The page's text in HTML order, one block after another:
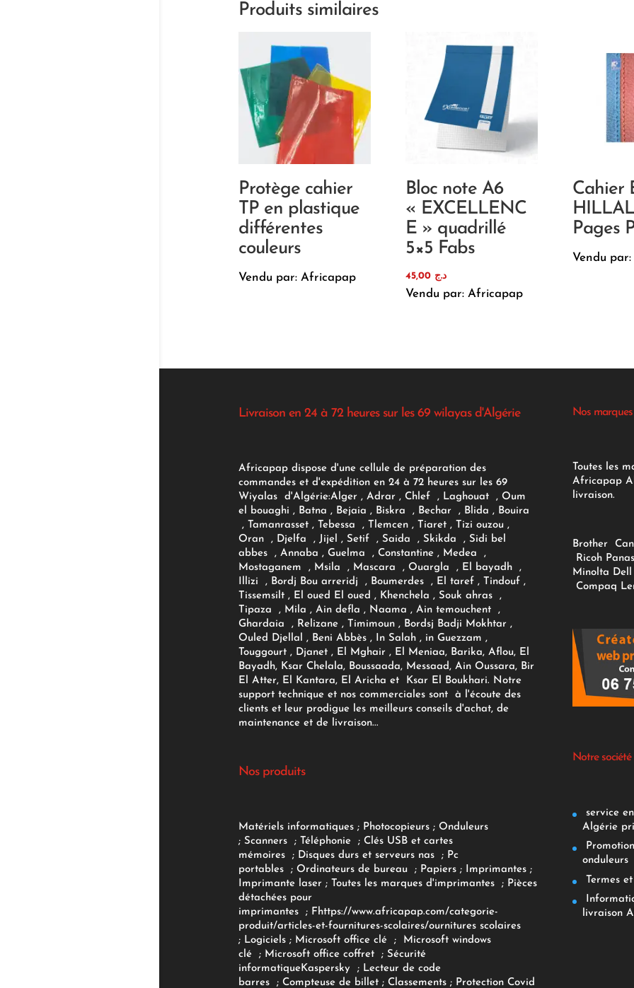
Produits similaires
Protège cahier
TP en plastique
différentes
couleurs
Vendu par: Africapap
Bloc note A6
« EXCELLENC
E » quadrillé
5×5 Fabs
د.ج 45,00
Vendu par: Africapap
Cahier
Pages
Vendu
Livraison en 24 à 72 heures sur les 69 wilayas d'Algérie
Africapap dispose d'une cellule de préparation des
commandes et d'expédition en 24 à 72 heures sur les 69
Wiyalas d'Algérie:Alger , Adrar, Chlef , Laghouat , Oum
el bouaghi , Batna , Bejaia , Biskra , Bechar , Blida , Bouira
, Tamanrasset , Tebessa , Tlemcen , Tiaret , Tizi ouzou ,
Oran , Djelfa , Jijel , Setif , Saida , Skikda , Sidi bel
abbes , Annaba , Guelma , Constantine , Medea ,
Mostaganem , Msila , Mascara , Ouargla , El bayadh ,
Illizi , Bordj Bou arreridj , Boumerdes , El taref , Tindouf ,
Tissemsilt , El oued El oued , Khenchela , Souk ahras ,
Tipaza , Mila , Ain defla , Naama , Ain temouchent ,
Ghardaia , Relizane , Timimoun , Bordsj Badji Mokhtar ,
Ouled Djellal , Beni Abbès , In Salah , in Guezzam ,
Touggourt , Djanet , El Mghair , El Meniaa, Barika, Aflou, El
Bayadh, Ksar Chelala, Boussaada, Messaad, Ain Oussara, Bir
El Atter, El Kantara, El Aricha et Ksar El Boukhari. Notre
support technique et nos commerciales sont à l'écoute des
clients et leur prodigue les meilleurs conseils d'achat, de
maintenance et de livraison...
Nos produits
Matériels informatiques; Photocopieurs; Onduleurs
; Scanners ; Téléphonie ; Clés USB et cartes
mémoires
; Disques durs et serveurs nas ; Pc
portables
; Ordinateurs de bureau ; Papiers; Imprimantes;
Imprimante laser; Toutes les marques d'imprimantes ; Pièces
détachées pour
imprimantes
; Fhttps://www.africapap.com/categorie-
produit/articles-et-fournitures-scolaires/ournitures scolaires
; Logiciels ; Microsoft office clé ;
Microsoft windows
clé; Microsoft office coffret ; Sécurité
informatiqueKaspersky ; Lecteur de code
barres
; Compteuse de billet; Classements ; Protection Covid
Nos marques
Toutes les
Africapap
livraison.
Brother
Ricoh
Minolta Dell
Compaq
Notre société
service
Algérie
onduleurs
Termes
livraison